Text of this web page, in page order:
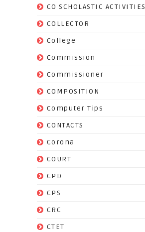
CO SCHOLASTIC ACTIVITIES
COLLECTOR
College
Commission
Commissioner
COMPOSITION
Computer Tips
CONTACTS
Corona
COURT
CPD
CPS
CRC
CTET